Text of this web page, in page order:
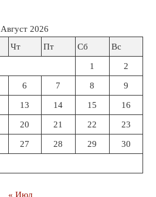
Август 2026
Чт Пт Сб Вс
1 2
6 7 8 9
13 14 15 16
20 21 22 23
27 28 29 30
« Июл